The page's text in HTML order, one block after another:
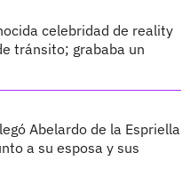
celebridad de reality
tránsito; grababa un
Abelardo de la Espriella
a su esposa y sus